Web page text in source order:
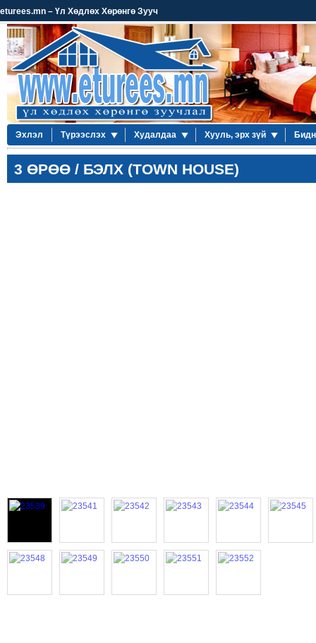
eturees.mn – Үл Хөдлөх Хөрөнгө Зууч
Эхлэл Түрээслэх Худалдаа Хууль, эрх зүй
3 ӨРӨӨ / БЭЛХ (TOWN HOUSE)